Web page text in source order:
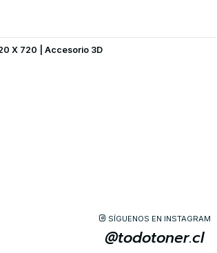
X 720 | Accesorio 3D
SÍGUENOS EN INSTAGRAM
@todotoner.cl